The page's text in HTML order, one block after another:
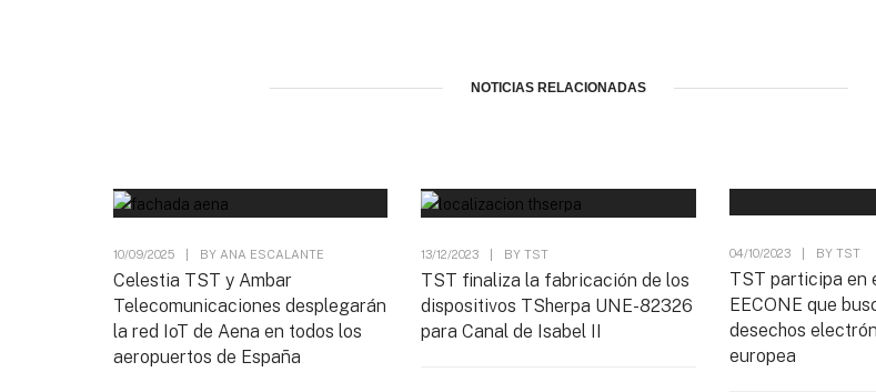
NOTICIAS RELACIONADAS
10/09/2025 BY ANA ESCALANTE
Celestia TST y Ambar
Telecomunicaciones desplegarán
la red IoT de Aena en todos los
aeropuertos de España
13/12/2023 BYTST
TST finaliza la fabricación de los
dispositivos TSherpa UNE-82326
para Canal de Isabel II
04/10/2023 BY TST
TST participa en
EECONE que
desechos
europea